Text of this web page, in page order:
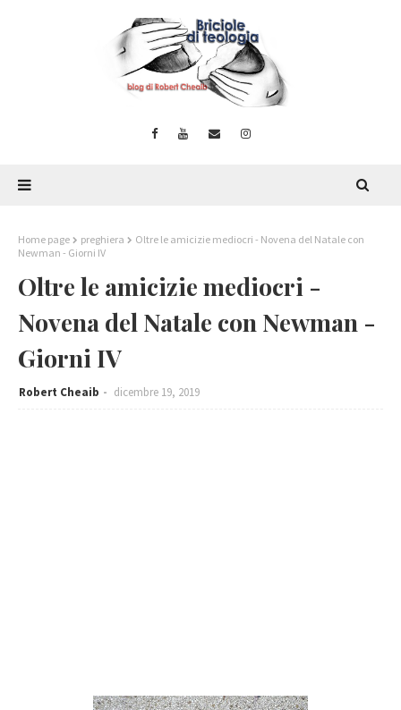
Home page preghiera
Oltre le amicizie mediocri - Novena del Natale con
Newman - Giorni IV
Oltre le amicizie mediocri -
Novena del Natale con Newman -
Giorni IV
Robert Cheaib dicembre 19, 2019